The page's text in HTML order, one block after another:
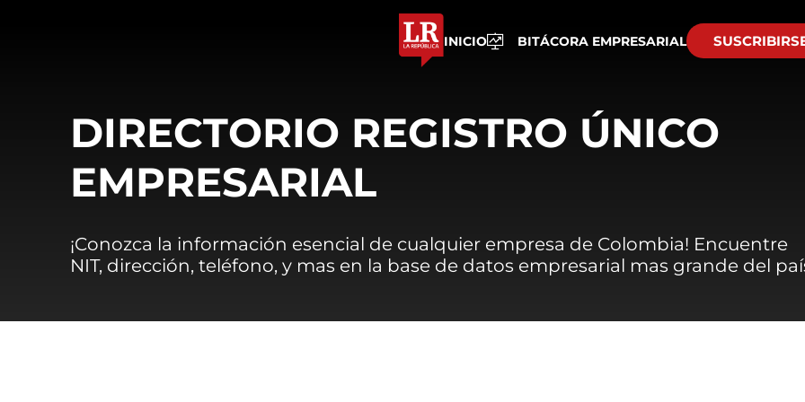
INICIO BITÁCORA EMPRESARIAL
DIRECTORIO REGISTRO ÚNICO
EMPRESARIAL
¡Conozca la información esencial de cualquier empresa de Colombia! Encuentre
NIT, dirección, teléfono, y mas en la base de datos empresarial mas grande del